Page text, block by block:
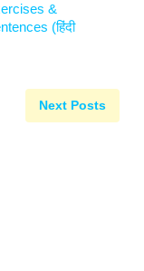
&
(हिंदी
Next Posts